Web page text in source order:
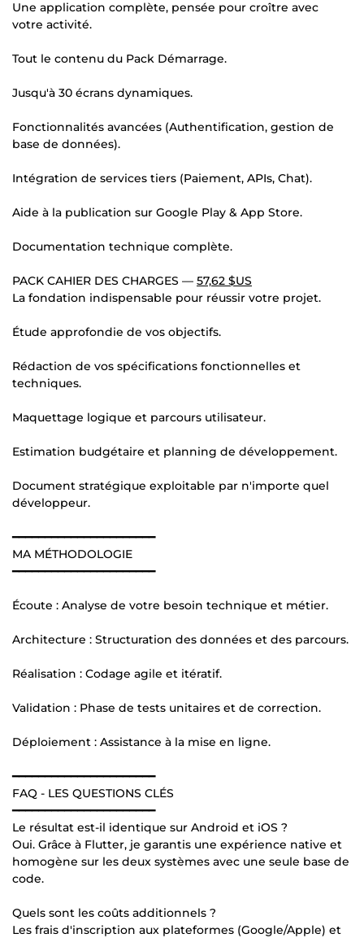
Une application complète, pensée pour croître avec
votre activité.
Tout le contenu du Pack Démarrage.
Jusqu'à 30 écrans dynamiques.
Fonctionnalités avancées (Authentification, gestion de
base de données).
Intégration de services tiers (Paiement, APIs, Chat).
Aide à la publication sur Google Play & App Store.
Documentation technique complète.
PACK CAHIER DES CHARGES — 57,62 $US
La fondation indispensable pour réussir votre projet.
Étude approfondie de vos objectifs.
Rédaction de vos spécifications fonctionnelles et
techniques.
Maquettage logique et parcours utilisateur.
Estimation budgétaire et planning de développement.
Document stratégique exploitable par n'importe quel
développeur.
━━━━━━━━━━━━━━━━━━━━━━
MA MÉTHODOLOGIE
━━━━━━━━━━━━━━━━━━━━━━
Écoute : Analyse de votre besoin technique et métier.
Architecture : Structuration des données et des parcours.
Réalisation : Codage agile et itératif.
Validation : Phase de tests unitaires et de correction.
Déploiement : Assistance à la mise en ligne.
━━━━━━━━━━━━━━━━━━━━━━
FAQ - LES QUESTIONS CLÉS
━━━━━━━━━━━━━━━━━━━━━━
Le résultat est-il identique sur Android et iOS ?
Oui. Grâce à Flutter, je garantis une expérience native et
homogène sur les deux systèmes avec une seule base de
code.
Quels sont les coûts additionnels ?
Les frais d'inscription aux plateformes (Google/Apple) et